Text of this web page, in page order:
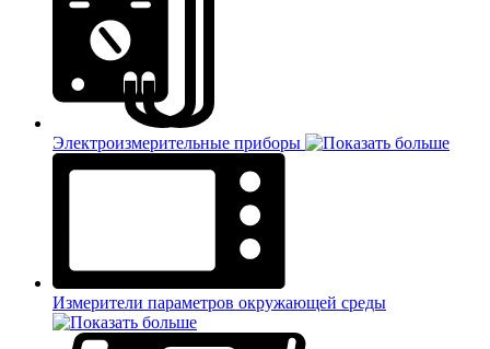
Электроизмерительные приборы
Измерители параметров окружающей среды